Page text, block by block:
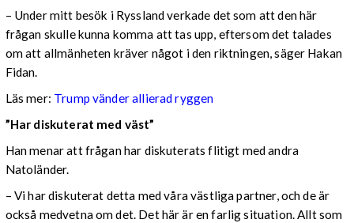
– Under mitt besök i Ryssland verkade det som att den här
frågan skulle kunna komma att tas upp, eftersom det talades
om att allmänheten kräver något i den riktningen, säger Hakan
Fidan.
Läs mer: Trump vänder allierad ryggen
”Har diskuterat med väst”
Han menar att frågan har diskuterats flitigt med andra
Natoländer.
– Vi har diskuterat detta med våra västliga partner, och de är
också medvetna om det. Det här är en farlig situation. Allt som